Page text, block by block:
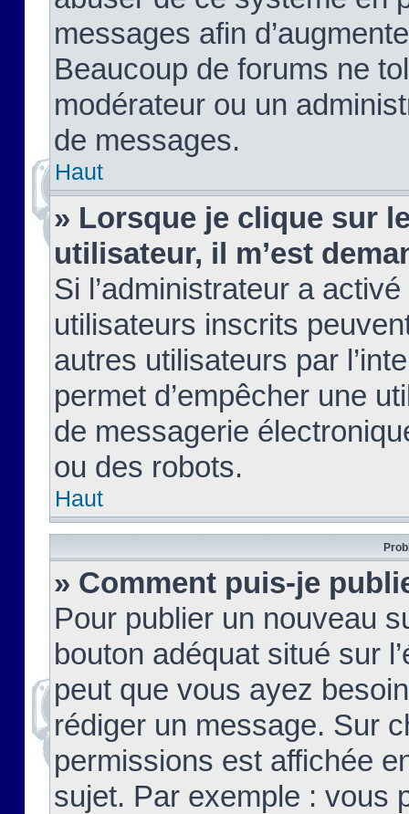
messages afin
Beaucoup de forums ne
modérateur ou un
de messages.
Haut
» Lorsque je clique sur
utilisateur, il m’est
Si l’administrateur a
utilisateurs inscrits
autres utilisateurs par
permet d’empêcher une
de messagerie
ou des robots.
Haut
» Comment puis-je
Pour publier un nouveau
bouton adéquat situé sur
peut que vous ayez
rédiger un message. Sur
permissions est affichée
sujet. Par exemple : vous